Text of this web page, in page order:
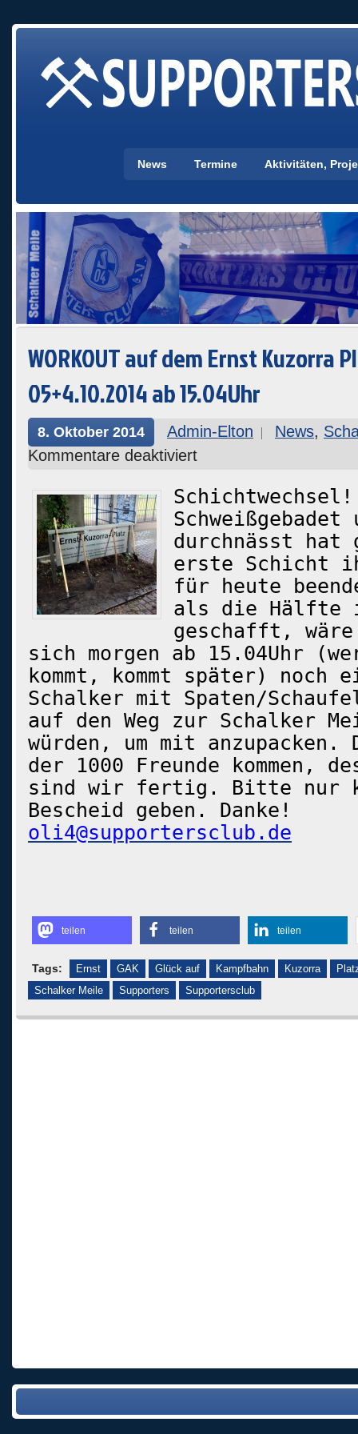
News Termine Aktivitäten,
WORKOUT auf dem Ernst Kuzorra
05+4.10.2014 ab 15.04Uhr
8. Oktober 2014 Admin-Elton News,
Kommentare deaktiviert
Schichtwechsel!
durchnässt hat
erste Schicht
für heute
als die Hälfte
geschafft,
sich morgen ab 15.04Uhr
kommt, kommt später) noch
Schalker mit Spaten/
auf den Weg zur Schalker
würden, um mit anzupacken.
der 1000 Freunde kommen,
sind wir fertig. Bitte nur
Bescheid geben. Danke!
oli4@supportersclub.de
teilen teilen teilen
Tags: Ernst GAK Glück auf Kampfbahn Kuzorra
Schalker Meile
Supporters Supportersclub